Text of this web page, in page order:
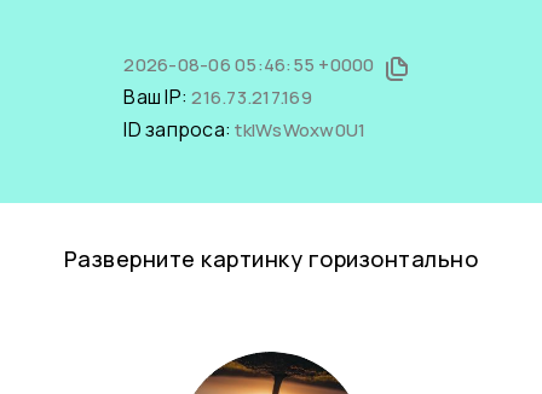
2026-08-06 05:46:55 +0000
Ваш IP:216.73.217.169
ID запроса:tkIWsWoxw0U1
Разверните картинку горизонтально